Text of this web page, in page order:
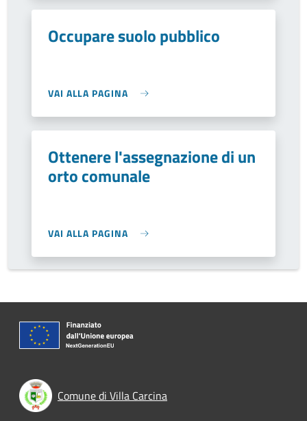
Occupare suolo pubblico
VAI ALLA PAGINA
Ottenere l'assegnazione di un
orto comunale
VAI ALLA PAGINA
Comune di Villa Carcina